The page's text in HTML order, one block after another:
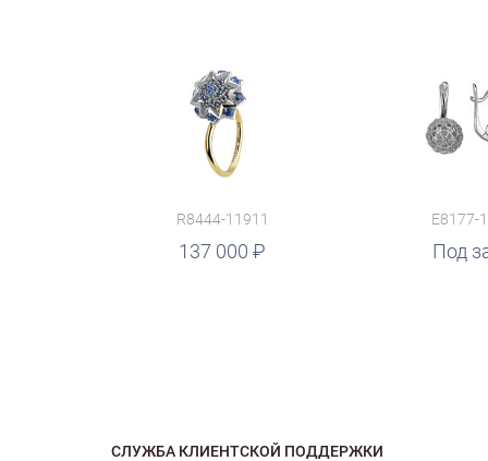
R8444-11911
137 000
E8177-
Под
руб.
СЛУЖБА КЛИЕНТСКОЙ ПОДДЕРЖКИ